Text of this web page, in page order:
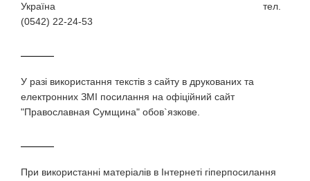
Україна тел.
(0542) 22-24-53
У разi використання текстiв з сайту в друкованих та
електронних ЗМI посилання на офіційний сайт
"Православная Сумщина" обов`язкове.
При використаннi матерiалiв в Iнтернетi гiперпосилання